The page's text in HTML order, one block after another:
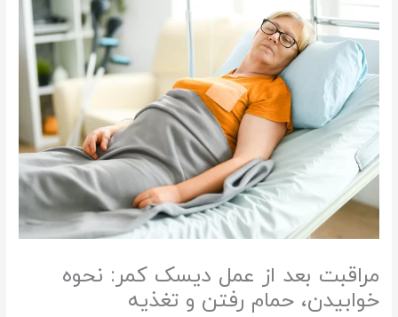
مراقبت بعد از عمل دیسک کمر: نحوه
خوابیدن، حمام رفتن و تغذیه